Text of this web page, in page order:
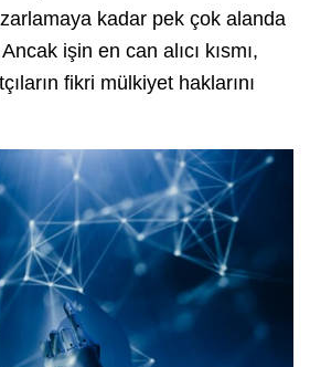
kadar pek çok alanda
işin en can alıcı kısmı,
fikri mülkiyet haklarını